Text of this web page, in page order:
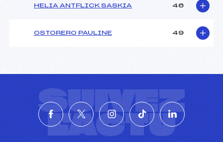
HELIA ANTFLICK SASKIA 46
OSTORERO PAULINE 49
SUIVEZ
L'ACTU